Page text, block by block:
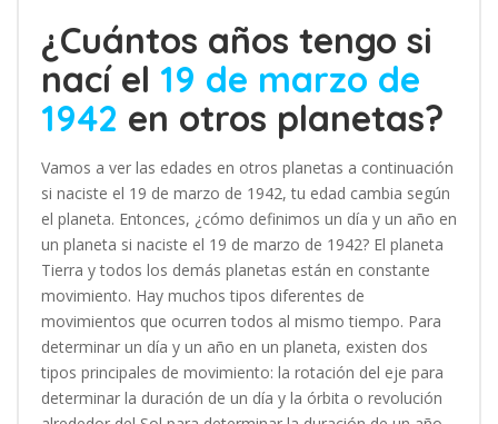
¿Cuántos años tengo si
nací el 19 de marzo de
1942 en otros planetas?
Vamos a ver las edades en otros planetas a continuación
si naciste el 19 de marzo de 1942, tu edad cambia según
el planeta. Entonces, ¿cómo definimos un día y un año en
un planeta si naciste el 19 de marzo de 1942? El planeta
Tierra y todos los demás planetas están en constante
movimiento. Hay muchos tipos diferentes de
movimientos que ocurren todos al mismo tiempo. Para
determinar un día y un año en un planeta, existen dos
tipos principales de movimiento: la rotación del eje para
determinar la duración de un día y la órbita o revolución